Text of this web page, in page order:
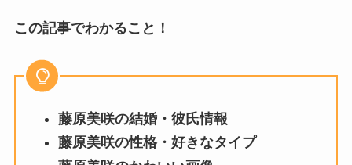
この記事でわかること！
藤原美咲の結婚・彼氏情報
藤原美咲の性格・好きなタイプ